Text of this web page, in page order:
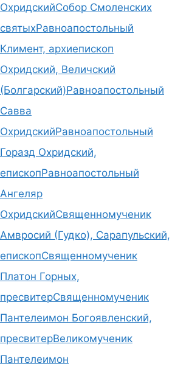
ОхридскийСобор Смоленских
святыхРавноапостольный
Климент, архиепископ
Охридский, Величский
(Болгарский)Равноапостольный
Савва
ОхридскийРавноапостольный
Горазд Охридский,
епископРавноапостольный
Ангеляр
ОхридскийСвященномученик
Амвросий (Гудко), Сарапульский,
епископСвященномученик
Платон Горных,
пресвитерСвященномученик
Пантелеимон Богоявленский,
пресвитерВеликомученик
Пантелеимон